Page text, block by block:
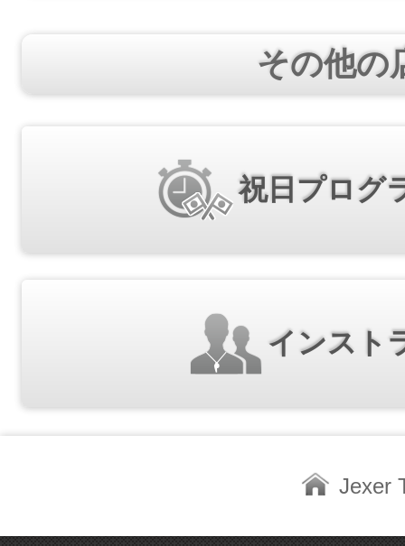
その他の
祝日プログ
インスト
Jexer